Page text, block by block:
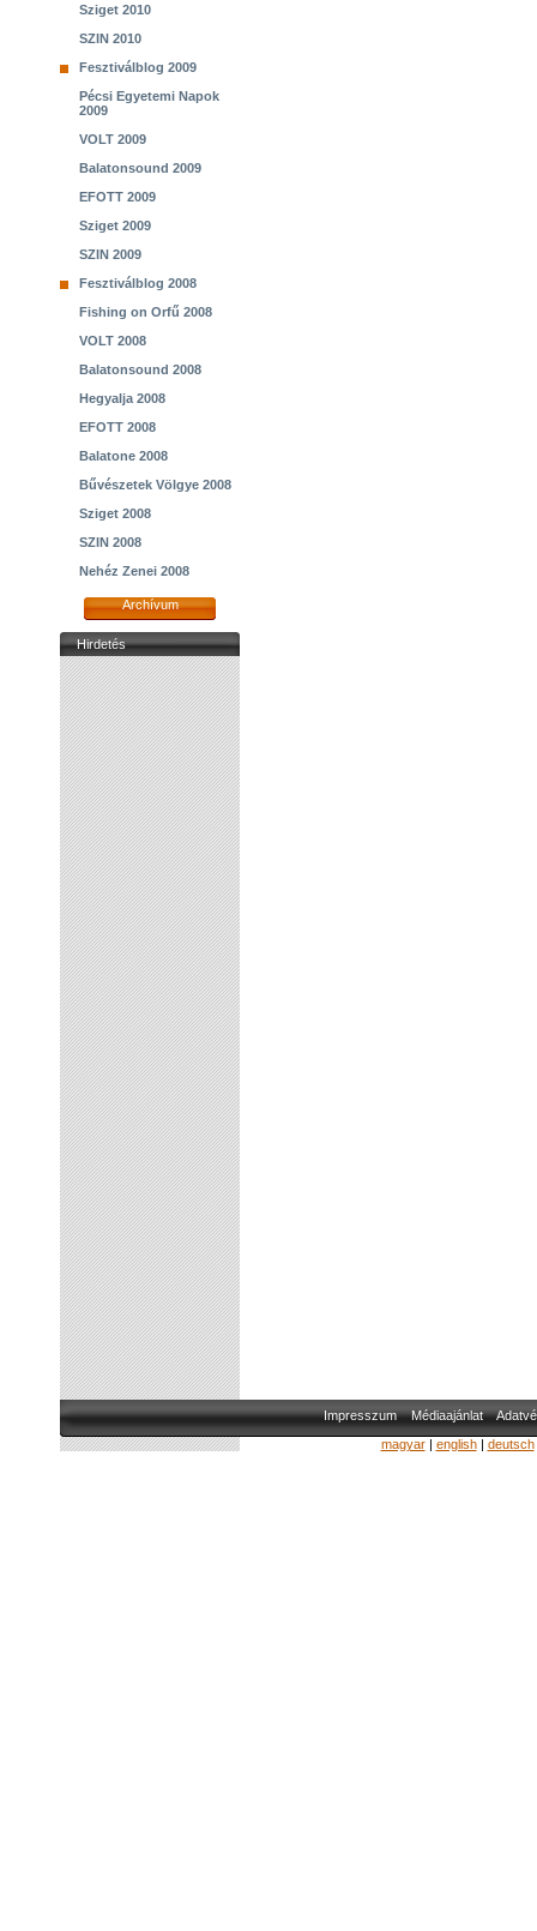
Sziget 2010
SZIN 2010
Fesztiválblog 2009
Pécsi Egyetemi Napok
2009
VOLT 2009
Balatonsound 2009
EFOTT 2009
Sziget 2009
SZIN 2009
Fesztiválblog 2008
Fishing on Orfű 2008
VOLT 2008
Balatonsound 2008
Hegyalja 2008
EFOTT 2008
Balatone 2008
Bűvészetek Völgye 2008
Sziget 2008
SZIN 2008
Nehéz Zenei 2008
Archívum
Hirdetés
Impresszum Médiaajánlat
magyar| english| deutsch